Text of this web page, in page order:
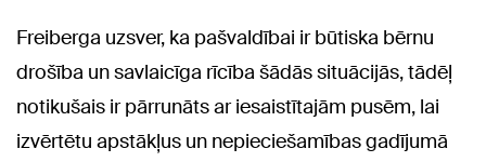
Freiberga uzsver, ka pašvaldībai ir būtiska bērnu
drošība un savlaicīga rīcība šādās situācijās, tādēļ
notikušais ir pārrunāts ar iesaistītajām pusēm, lai
izvērtētu apstākļus un nepieciešamības gadījumā